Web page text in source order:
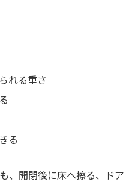
れる重さ
る
、開閉後に床へ擦る、ドア